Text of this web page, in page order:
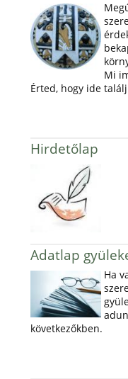
Mi
Érted, hogy ide
Hirdetőlap
Adatlap
Ha
következőkben.